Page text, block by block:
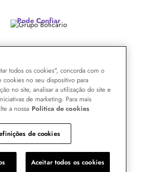
Pode Confiar
todos os cookies", concorda com o
cookies no seu dispositivo para
no site, analisar a utilização do site e
de marketing. Para mais
a nossa Politica de cookies
de cookies
Aceitar todos os cookies